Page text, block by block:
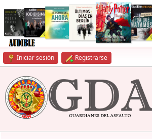
Iniciar sesión Registrarse